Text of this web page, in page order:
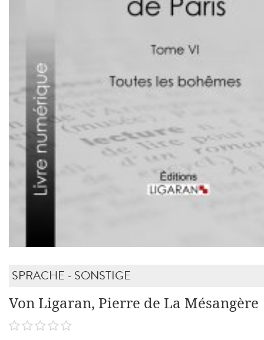
SPRACHE - SONSTIGE
Von Ligaran, Pierre de La Mésangère